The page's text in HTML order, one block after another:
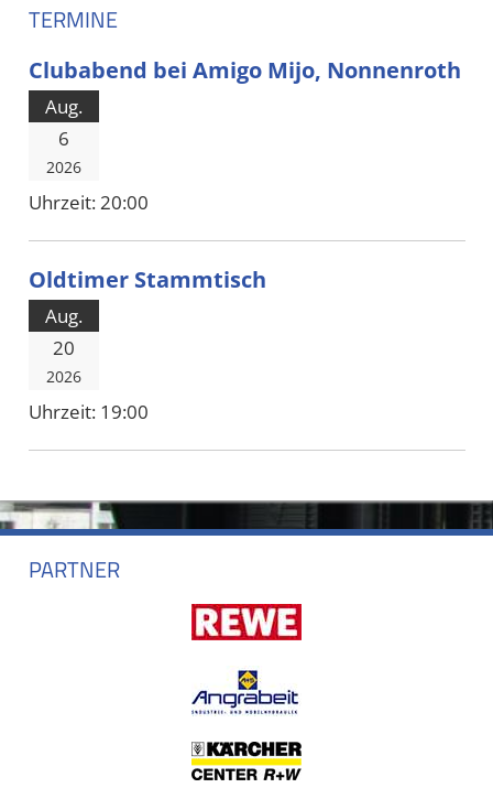
TERMINE
Clubabend bei Amigo Mijo, Nonnenroth
Aug.
6
2026
Uhrzeit: 20:00
Oldtimer Stammtisch
Aug.
20
2026
Uhrzeit: 19:00
PARTNER